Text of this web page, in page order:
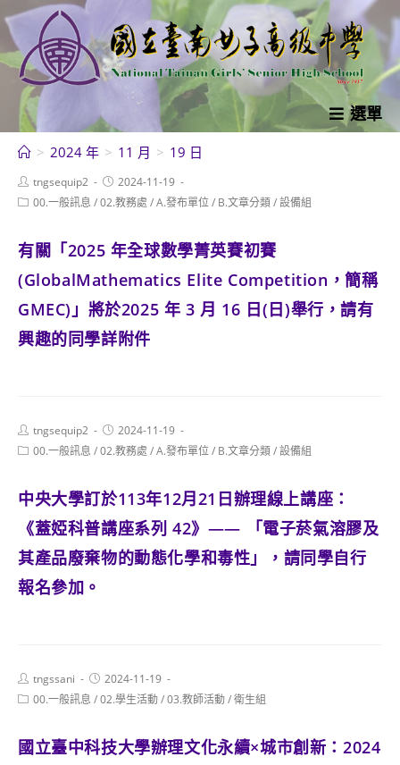
跳
轉
至
內
選單
> 2024 年 > 11 月 > 19 日
Post
author:
tngsequip2
Post
published:
2024-11-19
Post00.一般訊息 /02.教務處 /A.發布單位/ B.文章分類/設備組
有關「2025 年全球數學菁英賽初賽
(GlobalMathematics Elite Competition，簡稱
GMEC)」將於2025 年 3 月 16 日(日)舉行，請有
興趣的同學詳附件
Post
author:
tngsequip2
Post
published:
2024-11-19
Post00.一般訊息 /02.教務處 /A.發布單位/ B.文章分類/設備組
中央大學訂於113年12月21日辦理線上講座：
《蓋婭科普講座系列 42》—— 「電子菸氣溶膠及
其產品廢棄物的動態化學和毒性」，請同學自行
報名參加。
Post
author:
tngssani
Post
published:
2024-11-19
Post00.一般訊息 /02.學生活動/03.教師活動/衛生組
國立臺中科技大學辦理文化永續×城市創新：2024